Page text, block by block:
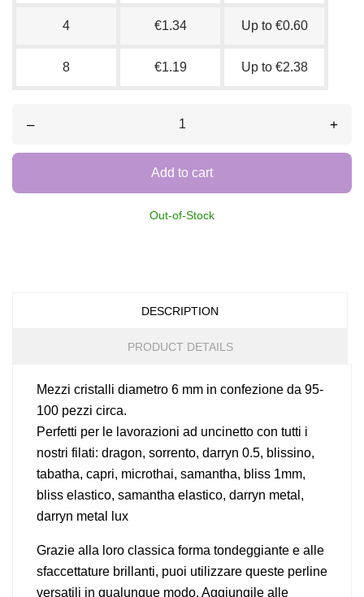
4 €1.34 Up to €0.60
8 €1.19 Up to €2.38
– +
Add to cart
Out-of-Stock
DESCRIPTION
PRODUCT DETAILS
Mezzi cristalli diametro 6 mm in confezione da 95-
100 pezzi circa.
Perfetti per le lavorazioni ad uncinetto con tutti i
nostri filati: dragon, sorrento, darryn 0.5, blissino,
tabatha, capri, microthai, samantha, bliss 1mm,
bliss elastico, samantha elastico, darryn metal,
darryn metal lux
Grazie alla loro classica forma tondeggiante e alle
sfaccettature brillanti, puoi utilizzare queste perline
versatili in qualunque modo. Aggiungile alle